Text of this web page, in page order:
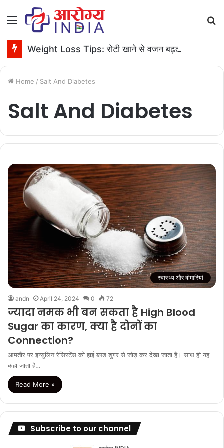
Menu
Home / Salt And Diabetes
Salt And Diabetes
स्वास्थ्य और बीमारियां
andn April 24, 2024 0 72
ज्यादा नमक भी बन सकता है High Blood
Sugar का कारण, क्या है दोनों का
Connection?
आमतौर पर इन्सुलिन रेसिस्टेंस को हाई ब्लड शुगर से जोड़ कर देखा जाता है। साथ ही यह
कहा जाता है…
Read More »
Subscribe to our channel